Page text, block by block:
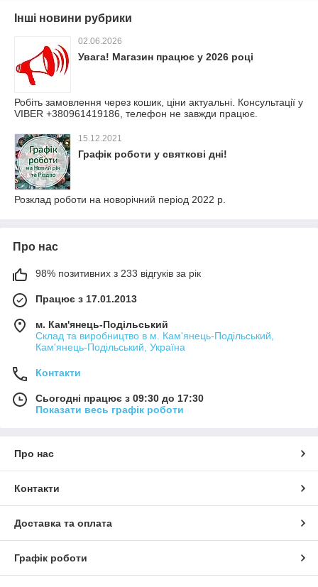
Інші новини рубрики
02.06.2026
Увага! Магазин працює у 2026 році
Робіть замовлення через кошик, ціни актуальні. Консультації у
VIBER +380961419186, телефон не завжди працює.
15.12.2021
Графік роботи у святкові дні!
Розклад роботи на новорічний період 2022 р.
Про нас
98% позитивних з 233 відгуків за рік
Працює з 17.01.2013
м. Кам'янець-Подільський
Склад та виробництво в м. Кам'янець-Подільський,
Кам'янець-Подільський, Україна
Контакти
Сьогодні працює з 09:30 до 17:30
Показати весь графік роботи
Про нас
Контакти
Доставка та оплата
Графік роботи